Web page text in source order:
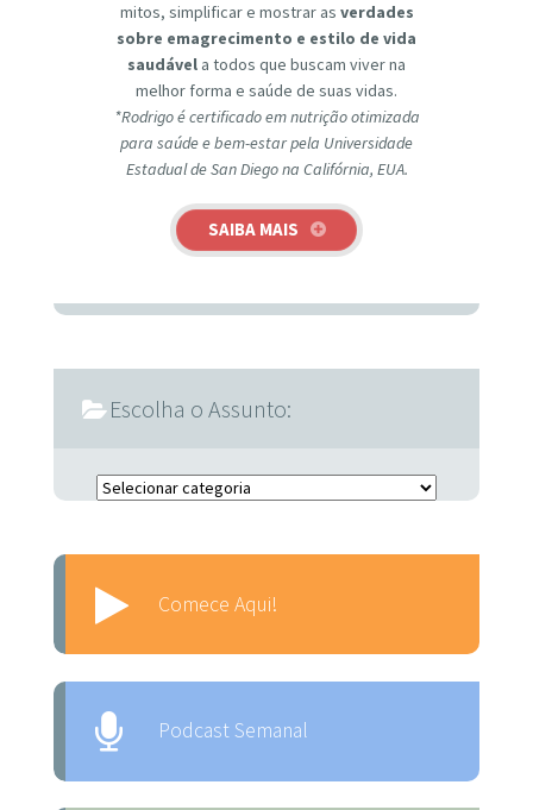
mitos, simplificar e mostrar as verdades
sobre emagrecimento e estilo de vida
saudável a todos que buscam viver na
melhor forma e saúde de suas vidas.
*Rodrigo é certificado em nutrição otimizada
para saúde e bem-estar pela Universidade
Estadual de San Diego na Califórnia, EUA.
SAIBA MAIS
Escolha o Assunto:
Escolha o Assunto:
Comece Aqui!
Podcast Semanal